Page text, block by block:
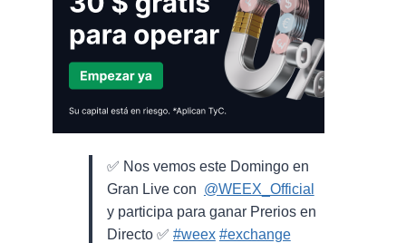
✅ Nos vemos este Domingo en
Gran Live con ⁨ @WEEX_Official
y participa para ganar Prerios en
Directo ✅ #weex #exchange